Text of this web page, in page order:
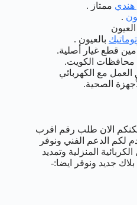
ممتاز .
.
بالعيون .
قطع غيار أصلية.
محافظات الكويت.
العمل مع الكهربائي
الصحية.
الان طلب رقم اقرب
لكم الدعم الفني ونوفر
المنزلية وتمديد
بلاك جديد ونوفر ايضا:-